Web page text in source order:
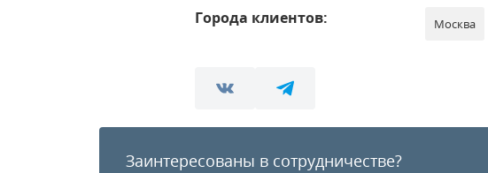
Города клиентов:
Москва
Заинтересованы в сотрудничестве?